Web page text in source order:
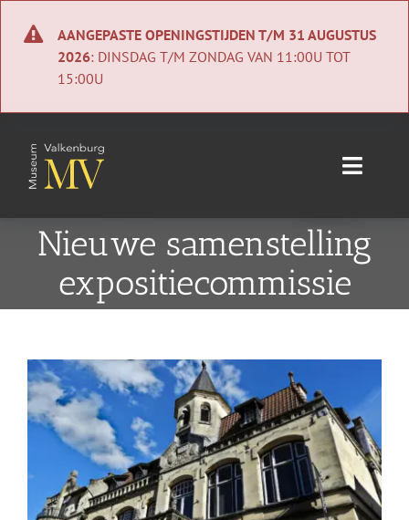
naar
AANGEPASTE OPENINGSTIJDEN T/M 31 AUGUSTUS
2026: DINSDAG T/M ZONDAG VAN 11:00U TOT
15:00U
Toggle
Home
Nieuws
Collectie
Shop
Over Ons
Nieuwe samenstelling
expositiecommissie
Bekijk
grotere
afbeelding